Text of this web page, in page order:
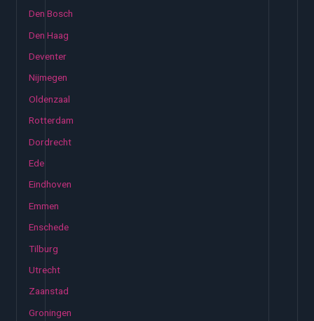
Den Bosch
Den Haag
Deventer
Nijmegen
Oldenzaal
Rotterdam
Dordrecht
Ede
Eindhoven
Emmen
Enschede
Tilburg
Utrecht
Zaanstad
Groningen